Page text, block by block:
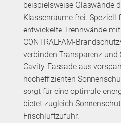
beispielsweise Glaswände
Klassenräume frei. Speziell
entwickelte Trennwände
CONTRALFAM-
verbinden Transparenz und
Cavity-Fassade aus
hocheffizienten
sorgt für eine optimale
bietet zugleich
Frischluftzufuhr.